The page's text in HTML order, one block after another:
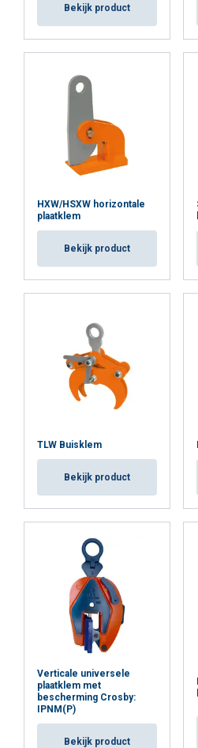
Bekijk product
HXW/HSXW horizontale
plaatklem
Bekijk product
TLW Buisklem
Bekijk product
Verticale universele
plaatklem met
bescherming Crosby:
IPNM(P)
Bekijk product
Functioneel
DETAILS WEERGEVEN
Cookie